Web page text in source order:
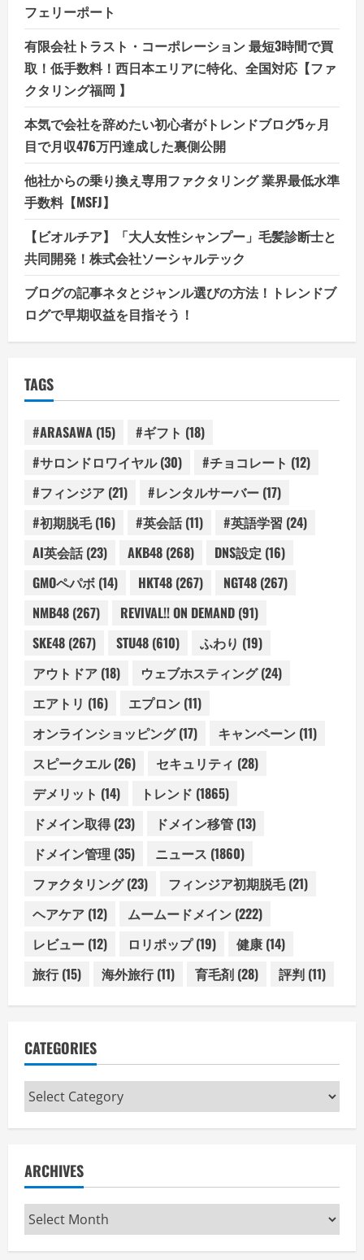
フェリーポート
有限会社トラスト・コーポレーション 最短3時間で買
取！低手数料！西日本エリアに特化、全国対応【ファ
クタリング福岡 】
本気で会社を辞めたい初心者がトレンドブログ5ヶ月
目で月収476万円達成した裏側公開
他社からの乗り換え専用ファクタリング 業界最低水準
手数料【MSFJ】
【ビオルチア】「大人女性シャンプー」毛髪診断士と
共同開発！株式会社ソーシャルテック
ブログの記事ネタとジャンル選びの方法！トレンドブ
ログで早期収益を目指そう！
TAGS
#ARASAWA (15) #ギフト (18)
#サロンドロワイヤル(30) #チョコレート (12)
#フィンジア (21) #レンタルサーバー (17)
#初期脱毛(16) #英会話(11) #英語学習 (24)
AI英会話(23) AKB48 (268) DNS設定 (16)
GMOペパボ (14) HKT48 (267) NGT48 (267)
NMB48 (267) REVIVAL!! ON DEMAND (91)
SKE48 (267) STU48 (610) ふわり (19)
アウトドア (18) ウェブホスティング(24)
エアトリ (16) エプロン (11)
オンラインショッピング(17) キャンペーン (11)
スピークエル(26) セキュリティ (28)
デメリット (14) トレンド (1865)
ドメイン取得(23) ドメイン移管 (13)
ドメイン管理 (35) ニュース (1860)
ファクタリング(23) フィンジア初期脱毛(21)
ヘアケア (12) ムームードメイン (222)
レビュー (12) ロリポップ(19) 健康 (14)
旅行(15) 海外旅行(11) 育毛剤 (28) 評判 (11)
CATEGORIES
Categories
ARCHIVES
Archives